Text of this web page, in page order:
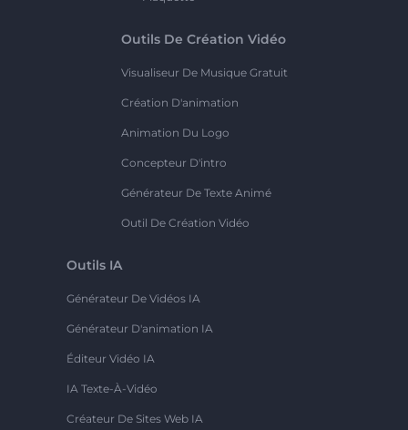
Outils De Création Vidéo
Visualiseur De Musique Gratuit
Création D'animation
Animation Du Logo
Concepteur D'intro
Générateur De Texte Animé
Outil De Création Vidéo
Outils IA
Générateur De Vidéos IA
Générateur D'animation IA
Éditeur Vidéo IA
IA Texte-À-Vidéo
Créateur De Sites Web IA